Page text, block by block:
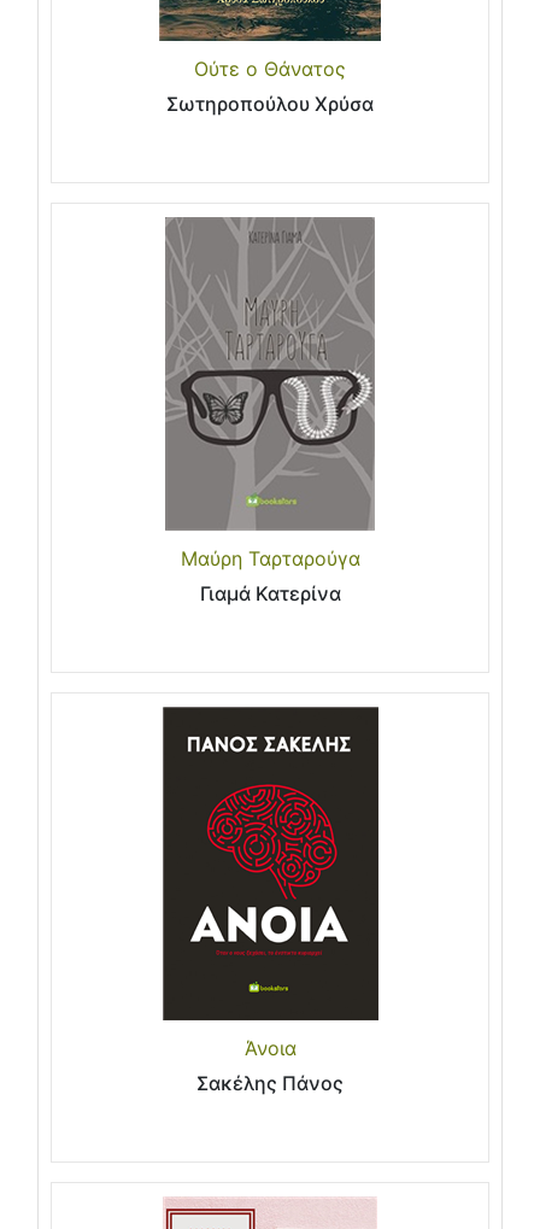
Ούτε ο Θάνατος
Σωτηροπούλου Χρύσα
Μαύρη Ταρταρούγα
Γιαμά Κατερίνα
Άνοια
Σακέλης Πάνος